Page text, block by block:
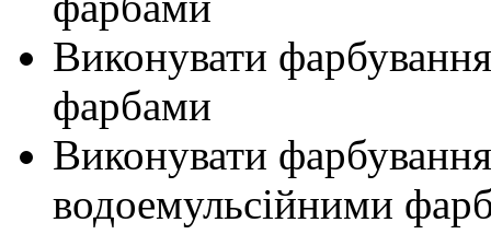
Виконувати
фарбами
Виконувати
водоемульсійними